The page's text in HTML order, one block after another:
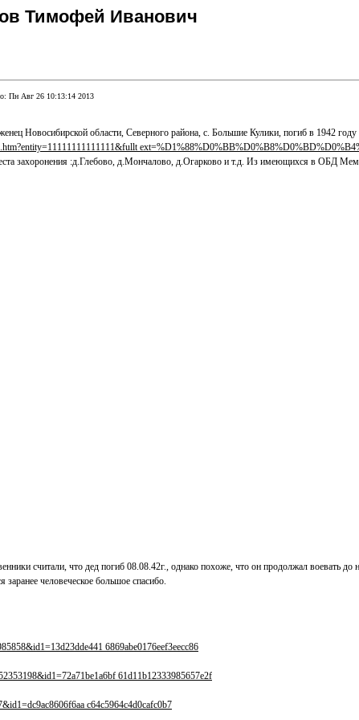
Тимофей Иванович
Пн Авг 26 10:13:14 2013
Новосибирской области, Северного района, с. Большие Кулики, погиб в 1942
захоронения :д.Глебово, д.Мончалово, д.Огарково и т.д. Из имеющихся в ОБД
считали, что дед погиб 08.08.42г., однако похоже, что он продолжал воевать до
человеческое большое спасибо.
6869abe0176eef3eecc86
61d11b12333985657e2f
c64c5964c4d0cafc0b7